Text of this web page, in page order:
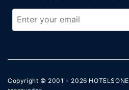
Copyright © 2001 - 2026 HOTELSONE